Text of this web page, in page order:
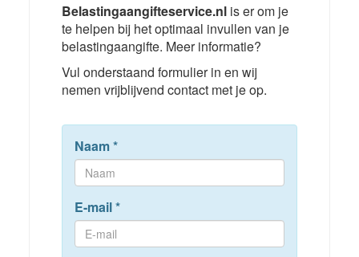
Belastingaangifteservice.nlis er om je
te helpen bij het optimaal invullen van je
belastingaangifte. Meer informatie?
Vul onderstaand formulier in en wij
nemen vrijblijvend contact met je op.
Naam*
E-mail*